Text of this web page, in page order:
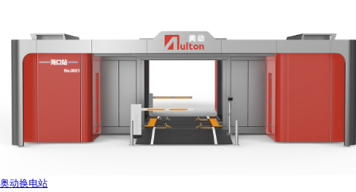
奥动换电站